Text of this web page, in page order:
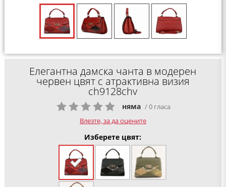
Елегантна дамска чанта в модерен
червен цвят с атрактивна визия
ch9128chv
няма / 0 гласа
Влезте, за да оцените
Изберете цвят: